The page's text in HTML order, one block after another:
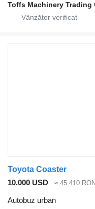
Toffs Machinery Trading
Toyota Coaster
10.000 USD
≈ 45.410 RON
Autobuz urban